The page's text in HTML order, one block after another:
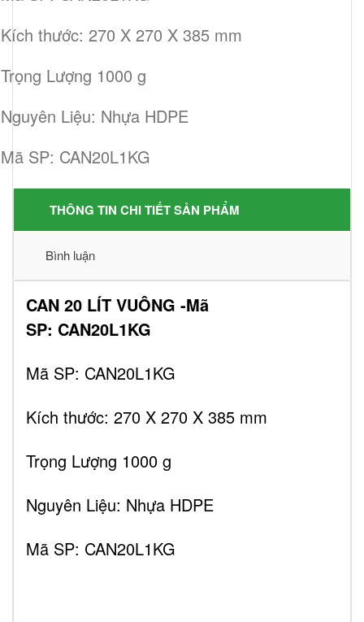
Kích thước: 270 X 270 X 385 mm
Trọng Lượng 1000 g
Nguyên Liệu: Nhựa HDPE
Mã SP: CAN20L1KG
THÔNG TIN CHI TIẾT SẢN PHẨM
Bình luận
CAN 20 LÍT VUÔNG -Mã
SP: CAN20L1KG
Mã SP: CAN20L1KG
Kích thước: 270 X 270 X 385 mm
Trọng Lượng 1000 g
Nguyên Liệu: Nhựa HDPE
Mã SP: CAN20L1KG